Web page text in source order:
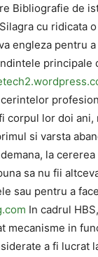
Bibliografie de
cu ridicata
engleza pentru
principale
corpul lor doi ani,
si varsta
la
sa nu fii
sau pentru a
In cadrul
mecanisme in
a fi lucrat